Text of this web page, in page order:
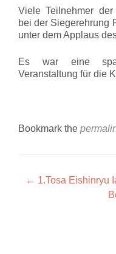
Viele Teilnehmer
bei der Siegerehrung
unter dem Applaus
Es war eine
Veranstaltung für die
Bookmark the
Artikel-
Navigation
← 1.Tosa Eishinryu